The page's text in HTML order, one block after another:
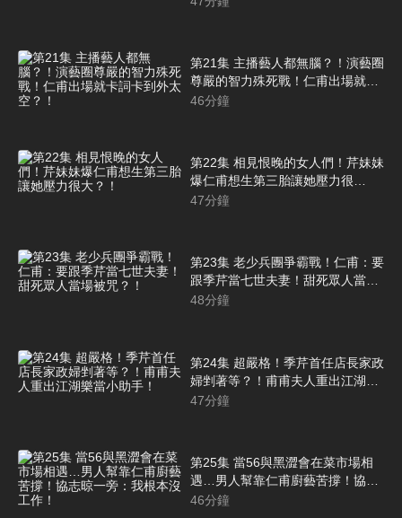
第21集 主播藝人都無腦？！演藝圈
尊嚴的智力殊死戰！仁甫出場就卡
詞卡到外太空？！
46分鐘
第22集 相見恨晚的女人們！芹妹妹
爆仁甫想生第三胎讓她壓力很
大？！
47分鐘
第23集 老少兵團爭霸戰！仁甫：要
跟季芹當七世夫妻！甜死眾人當場
被咒？！
48分鐘
第24集 超嚴格！季芹首任店長家政
婦剉著等？！甫甫夫人重出江湖樂
當小助手！
47分鐘
第25集 當56與黑澀會在菜市場相
遇…男人幫靠仁甫廚藝苦撐！協志
晾一旁：我根本沒工作！
46分鐘